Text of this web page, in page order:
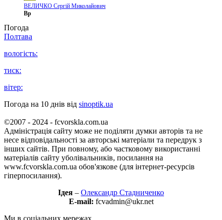
ВЕЛИЧКО Сергій Миколайович
Вр
Погода
Полтава
вологість:
тиск:
вітер:
Погода на 10 днів від sinoptik.ua
©2007 - 2024 - fcvorskla.com.ua
Адміністрація сайту може не поділяти думки авторів та не
несе відповідальності за авторські матеріали та передрук з
інших сайтів. При повному, або частковому використанні
матеріалів сайту уболівальників, посилання на
www.fcvorskla.com.ua обов'язкове (для інтернет-ресурсів
гіперпосилання).
Ідея – Олександр Стадниченко
E-mail: fcvadmin@ukr.net